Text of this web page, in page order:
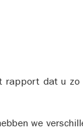
rapport dat u
we